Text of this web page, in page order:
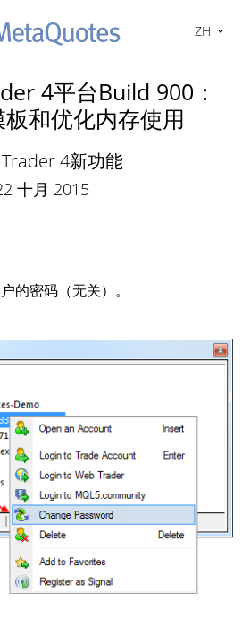
ZH
4平台Build 900：
和优化内存使用
4新功能
十月 2015
的密码（无关）。